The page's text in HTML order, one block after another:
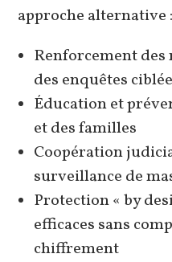
approche alternative :
Renforcement
des enquêtes
Éducation et
et des familles
Coopération
surveillance de
Protection « by
efficaces sans
chiffrement